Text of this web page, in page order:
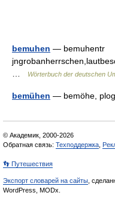
bemuhen — bemuhentr
Wörterbuch der deutschen
bemühen — bemöhe,
© Академик, 2000-2026
Обратная связь: Техподдержка
👣 Путешествия
Экспорт словарей на сайты ,
WordPress, MODx.